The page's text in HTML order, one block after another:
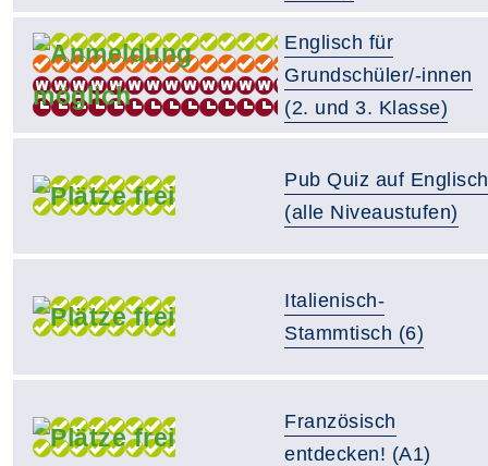
Englisch für
Grundschüler/-innen
(2. und 3. Klasse)
Pub Quiz auf Englisch
(alle Niveaustufen)
Italienisch-
Stammtisch (6)
Französisch
entdecken! (A1)